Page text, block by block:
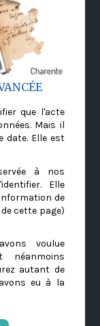
que l'acte
Mais il
date. Elle est
à nos
Elle
de
cette page)
voulue
néanmoins
autant de
eu à la